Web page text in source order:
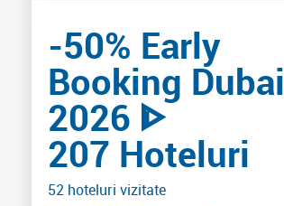
-50% Early
Booking Dubai
2026 ᐈ
207 Hoteluri
52 hoteluri vizitate